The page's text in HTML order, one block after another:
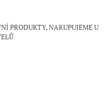
PRODUKTY, NAKUPUJEME U